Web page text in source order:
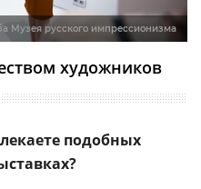
Музея русского импрессионизма
художников
подобных